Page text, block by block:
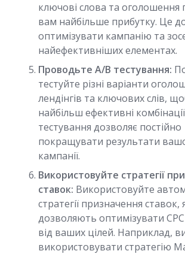
ключові слова та оголошення
вам найбільше прибутку. Це
оптимізувати кампанію та
найефективніших елементах.
Проводьте A/B тестування:
тестуйте різні варіанти
лендінгів та ключових слів,
найбільш ефективні
тестування дозволяє постійно
покращувати результати
кампанії.
Використовуйте стратегії
ставок: Використовуйте
стратегії призначення ставок,
дозволяють оптимізувати
від ваших цілей. Наприклад,
використовувати стратегію